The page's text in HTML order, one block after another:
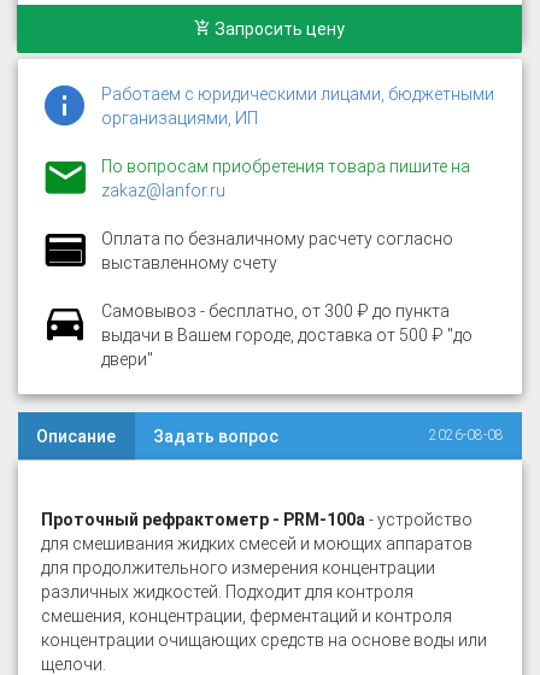
Запросить цену
Работаем с юридическими лицами, бюджетными
организациями, ИП
По вопросам приобретения товара пишите на
zakaz@lanfor.ru
Оплата по безналичному расчету согласно
выставленному счету
Самовывоз - бесплатно, от 300 ₽ до пункта
выдачи в Вашем городе, доставка от 500 ₽ "до
двери"
Описание Задать вопрос 2026-08-08
Проточный рефрактометр - PRM-100а - устройство
для смешивания жидких смесей и моющих аппаратов
для продолжительного измерения концентрации
различных жидкостей. Подходит для контроля
смешения, концентрации, ферментаций и контроля
концентрации очищающих средств на основе воды или
щелочи.